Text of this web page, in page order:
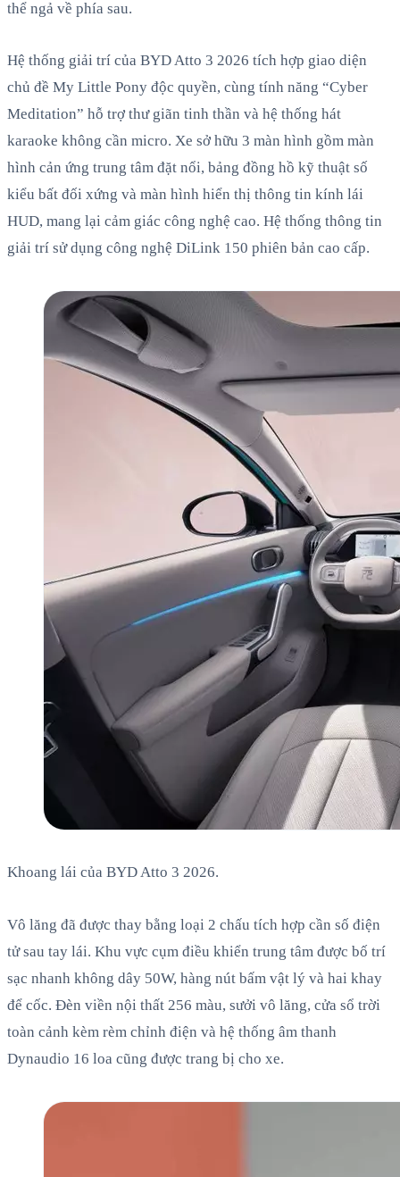
thể ngả về phía sau.
Hệ thống giải trí của BYD Atto 3 2026 tích hợp giao diện
chủ đề My Little Pony độc quyền, cùng tính năng “Cyber
Meditation” hỗ trợ thư giãn tinh thần và hệ thống hát
karaoke không cần micro. Xe sở hữu 3 màn hình gồm màn
hình cản ứng trung tâm đặt nổi, bảng đồng hồ kỹ thuật số
kiểu bất đối xứng và màn hình hiển thị thông tin kính lái
HUD, mang lại cảm giác công nghệ cao. Hệ thống thông tin
giải trí sử dụng công nghệ DiLink 150 phiên bản cao cấp.
Khoang lái của BYD Atto 3 2026.
Vô lăng đã được thay bằng loại 2 chấu tích hợp cần số điện
tử sau tay lái. Khu vực cụm điều khiển trung tâm được bố trí
sạc nhanh không dây 50W, hàng nút bấm vật lý và hai khay
để cốc. Đèn viền nội thất 256 màu, sưởi vô lăng, cửa sổ trời
toàn cảnh kèm rèm chỉnh điện và hệ thống âm thanh
Dynaudio 16 loa cũng được trang bị cho xe.